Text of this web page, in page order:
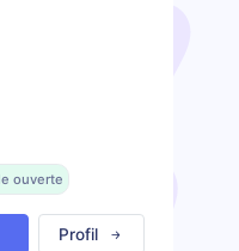
ouverte
Profil